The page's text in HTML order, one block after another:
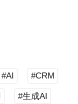
#AI #CRM
#生成AI